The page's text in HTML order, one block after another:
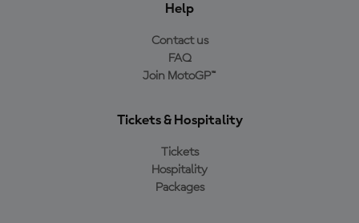
Help
Contact us
FAQ
Join MotoGP™
Tickets & Hospitality
Tickets
Hospitality
Packages